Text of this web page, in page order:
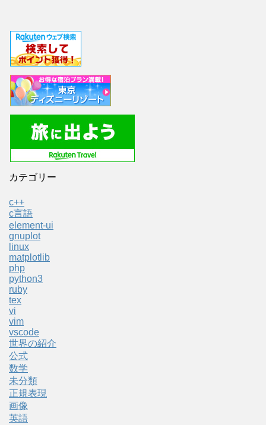
カテゴリー
c++
c言語
element-ui
gnuplot
linux
matplotlib
php
python3
ruby
tex
vi
vim
vscode
世界の紹介
公式
数学
未分類
正規表現
画像
英語